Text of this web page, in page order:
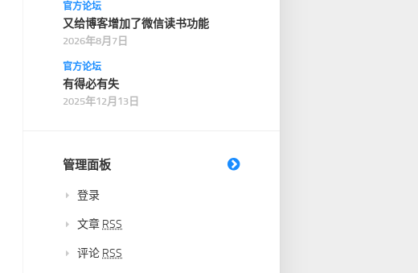
官方论坛
又给博客增加了微信读书功能
2026年8月7日
官方论坛
有得必有失
2025年12月13日
管理面板
登录
文章 RSS
评论 RSS